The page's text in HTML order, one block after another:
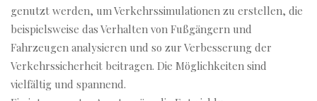
genutzt werden, um Verkehrssimulationen zu erstellen, die
beispielsweise das Verhalten von Fußgängern und
Fahrzeugen analysieren und so zur Verbesserung der
Verkehrssicherheit beitragen. Die Möglichkeiten sind
vielfältig und spannend.